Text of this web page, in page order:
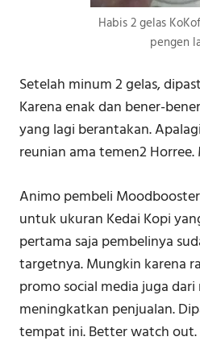
Habis 2 gelas
pengen
Setelah minum 2 gelas,
Karena enak dan bener-
yang lagi berantakan.
reunian ama temen2
Animo pembeli
untuk ukuran Kedai Kopi
pertama saja pembelinya
targetnya. Mungkin karena
promo social media juga
meningkatkan penjualan.
tempat ini. Better watch out.